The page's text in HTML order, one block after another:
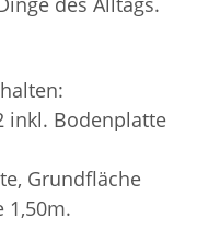
inkl. Bodenplatte
Grundfläche
1,50m.